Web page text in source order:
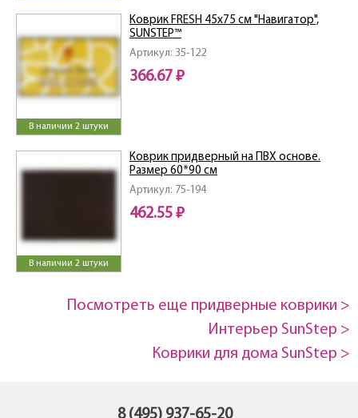
В наличии 2 штуки
Артикул: 35-122
Коврик FRESH 45х75 см "Навигатор",
SUNSTEP™
366.67 ₽
В наличии 2 штуки
Артикул: 75-194
Коврик придверный на ПВХ основе.
Размер 60*90 см
462.55 ₽
Посмотреть еще придверные коврики >
Интерьер SunStep >
Коврики для дома SunStep >